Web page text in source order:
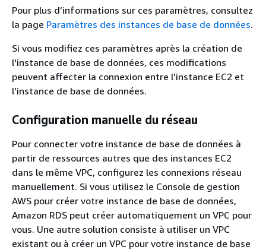
Pour plus d’informations sur ces paramètres, consultez
la page Paramètres des instances de base de données.
Si vous modifiez ces paramètres après la création de
l'instance de base de données, ces modifications
peuvent affecter la connexion entre l'instance EC2 et
l'instance de base de données.
Configuration manuelle du réseau
Pour connecter votre instance de base de données à
partir de ressources autres que des instances EC2
dans le même VPC, configurez les connexions réseau
manuellement. Si vous utilisez le Console de gestion
AWS pour créer votre instance de base de données,
Amazon RDS peut créer automatiquement un VPC pour
vous. Une autre solution consiste à utiliser un VPC
existant ou à créer un VPC pour votre instance de base